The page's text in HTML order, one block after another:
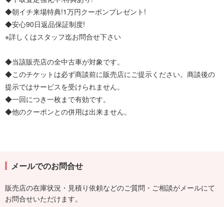
◆朝イチ来場特典!1万円クーポンプレゼント!
◆安心90日返品保証制度!
※詳しくはスタッフ迄お問合せ下さい
◆当該販売店の全中古車が対象です。
◆このチケットは必ず商談前に販売店にご提示ください。商談後の
提示ではサービスを受けられません。
◆一回につき一枚まで有効です。
◆他のクーポンとの併用は出来ません。
メールでのお問合せ
販売店の在庫状況・見積り依頼などのご質問・ご相談がメールにて
お問合せいただけます。